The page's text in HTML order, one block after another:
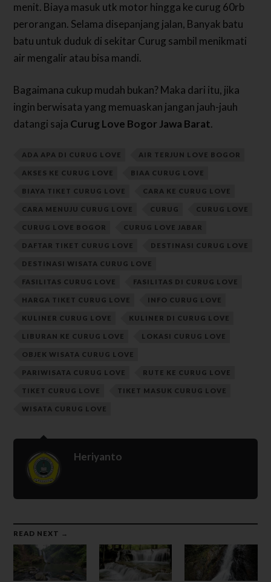
menit. Biaya masuk utk motor hingga ke curug 60rb
perorangan. Selama disepanjang jalan, Banyak batu
batu untuk duduk di sekitar Curug sambil menikmati
air mengalir atau bisa mandi.
Bagaimana cukup mudah bukan? Maka dari itu, jika
ingin berwisata yang memuaskan jangan jauh-jauh
datangi saja Curug Love Bogor Jawa Barat.
ADA APA DI CURUG LOVE AIR TERJUN LOVE BOGOR
AKSES KE CURUG LOVE BIAA CURUG LOVE
BIAYA TIKET CURUG LOVE CARA KE CURUG LOVE
CARA MENUJU CURUG LOVE CURUG CURUG LOVE
CURUG LOVE BOGOR CURUG LOVE JABAR
DAFTAR TIKET CURUG LOVE DESTINASI CURUG LOVE
DESTINASI WISATA CURUG LOVE
FASILITAS CURUG LOVE FASILITAS DI CURUG LOVE
HARGA TIKET CURUG LOVE INFO CURUG LOVE
KULINER CURUG LOVE KULINER DI CURUG LOVE
LIBURAN KE CURUG LOVE LOKASI CURUG LOVE
OBJEK WISATA CURUG LOVE
PARIWISATA CURUG LOVE RUTE KE CURUG LOVE
TIKET CURUG LOVE TIKET MASUK CURUG LOVE
WISATA CURUG LOVE
Heriyanto
READ NEXT →